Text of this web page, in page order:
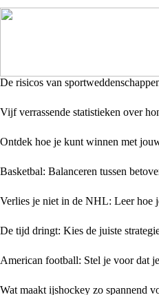
De risicos van
Vijf verrassende statistieken over
Ontdek hoe je kunt winnen met
Basketbal: Balanceren tussen
Verlies je niet in de NHL: Leer hoe
De tijd dringt: Kies de juiste
American football: Stel je voor dat
Wat maakt ijshockey zo spannend